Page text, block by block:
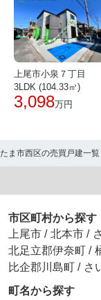
上尾市小泉７丁目
3LDK (104.33㎡)
3,098万円
ま市西区の売買戸建一覧
市区町村から探す
上尾市 / 北本市 /
北足立郡伊奈町 /
比企郡川島町 / さ
町名から探す